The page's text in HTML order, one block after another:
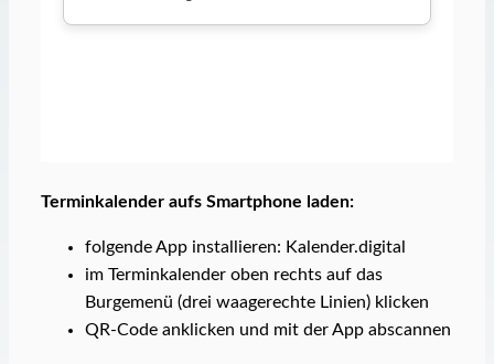
Terminkalender aufs Smartphone laden:
folgende App installieren: Kalender.digital
im Terminkalender oben rechts auf das
Burgemenü (drei waagerechte Linien) klicken
QR-Code anklicken und mit der App abscannen